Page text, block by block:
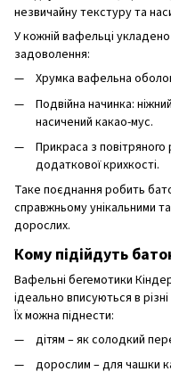
незвичайну текстуру та
У кожній вафельці
задоволення:
Хрумка вафельна
Подвійна начинка:
насичений какао-мус.
Прикраса з
додаткової крихкості.
Таке поєднання робить
справжньому унікальними
дорослих.
Кому підійдуть
Вафельні бегемотики
ідеально вписуються в різні
Їх можна піднести:
дітям – як солодкий
дорослим – для чашки